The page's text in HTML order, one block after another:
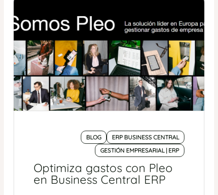
BLOG
ERP BUSINESS CENTRAL
GESTIÓN EMPRESARIAL | ERP
Optimiza gastos con Pleo
en Business Central ERP